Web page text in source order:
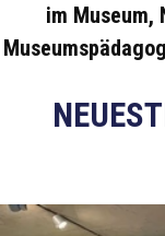
im Museum,